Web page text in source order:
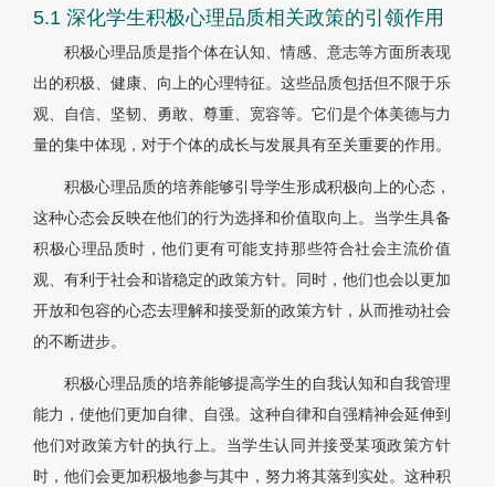
5.1 深化学生积极心理品质相关政策的引领作用
积极心理品质是指个体在认知、情感、意志等方面所表现
出的积极、健康、向上的心理特征。这些品质包括但不限于乐
观、自信、坚韧、勇敢、尊重、宽容等。它们是个体美德与力
量的集中体现，对于个体的成长与发展具有至关重要的作用。
积极心理品质的培养能够引导学生形成积极向上的心态，
这种心态会反映在他们的行为选择和价值取向上。当学生具备
积极心理品质时，他们更有可能支持那些符合社会主流价值
观、有利于社会和谐稳定的政策方针。同时，他们也会以更加
开放和包容的心态去理解和接受新的政策方针，从而推动社会
的不断进步。
积极心理品质的培养能够提高学生的自我认知和自我管理
能力，使他们更加自律、自强。这种自律和自强精神会延伸到
他们对政策方针的执行上。当学生认同并接受某项政策方针
时，他们会更加积极地参与其中，努力将其落到实处。这种积